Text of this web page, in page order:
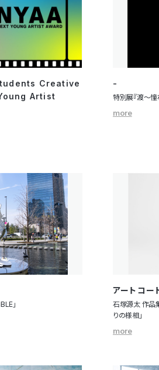
Creative
Young Artist
-
特別展『渡～
more
」
アートコー
石塚源太 作品
りの様相」
more